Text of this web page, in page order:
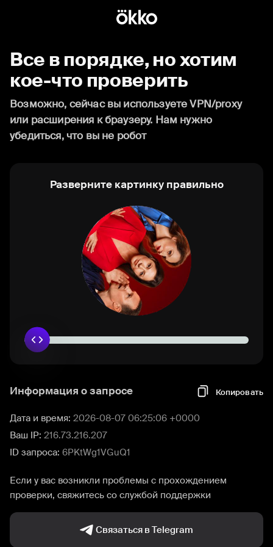
Все в порядке, но хотим
кое-что проверить
Возможно, сейчас вы используете VPN/proxy
или расширения к браузеру. Нам нужно
убедиться, что вы не робот
Разверните картинку правильно
Информация о запросе Копировать
Дата и время: 2026-08-07 06:25:06 +0000
Ваш IP: 216.73.216.207
ID запроса: 6PKtWg1VGuQ1
Если у вас возникли проблемы с прохождением
проверки, свяжитесь со службой поддержки
Связаться в Telegram